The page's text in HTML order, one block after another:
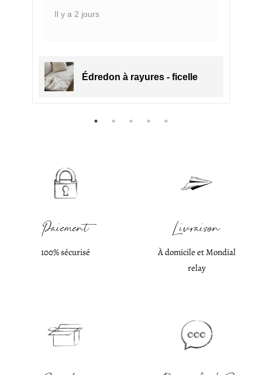
Il y a 2 jours
Édredon à rayures - ficelle
Paiement
100% sécurisé
Livraison
À domicile et Mondial
relay